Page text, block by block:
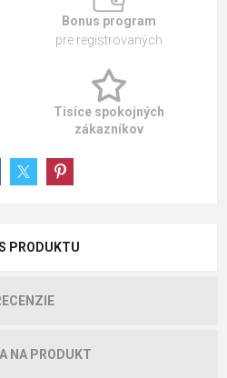
Bonus program
pre registrovaných
Tisíce spokojných
zákazníkov
PRODUKTU
NA PRODUKT